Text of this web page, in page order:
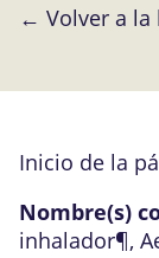
← Volver a la
Inicio de la
Nombre(s)
inhalador¶,